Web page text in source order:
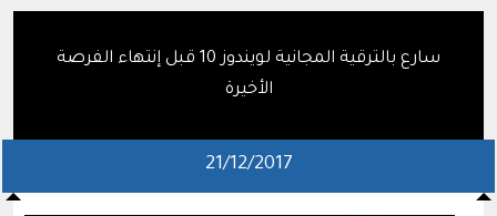
سارع بالترقية المجانية لويندوز 10 قبل إنتهاء الفرصة
الأخيرة
21/12/2017